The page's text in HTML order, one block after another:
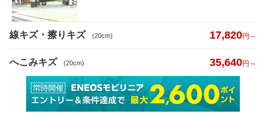
線キズ・擦りキズ (20cm) 17,820円～
へこみキズ (20cm) 35,640円～